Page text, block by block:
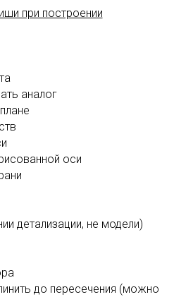
при построении
аналог
оси
детализации, не модели)
до пересечения (можно